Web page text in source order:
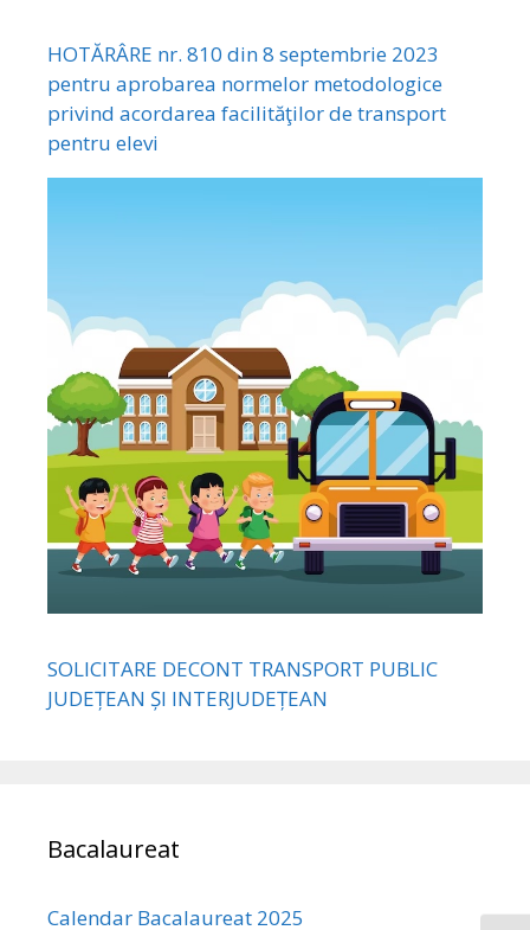
HOTĂRÂRE nr. 810 din 8 septembrie 2023
pentru aprobarea normelor metodologice
privind acordarea facilităţilor de transport
pentru elevi
SOLICITARE DECONT TRANSPORT PUBLIC
JUDEȚEAN ȘI INTERJUDEȚEAN
Bacalaureat
Calendar Bacalaureat 2025